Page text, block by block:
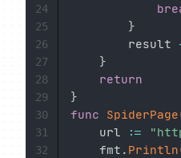
}
		result
}
return
}
func
SpiderPage
	url
:=
	fmt
. Println
24
25
26
27
28
29
30
31
32